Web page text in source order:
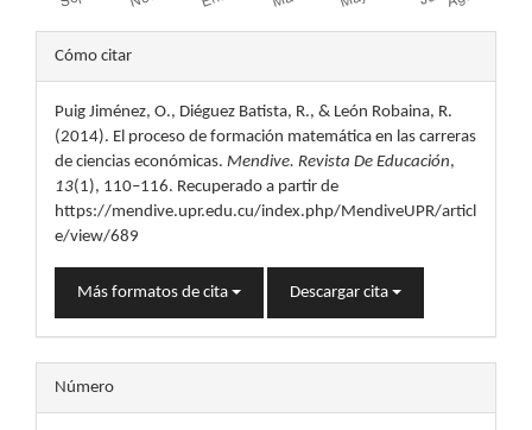
Detalles
del
artículo
Cómo citar
Puig Jiménez, O., Diéguez Batista, R., & León Robaina, R.
(2014). El proceso de formación matemática en las carreras
de ciencias económicas. Mendive. Revista De Educación,
13(1), 110–116. Recuperado a partir de
https://mendive.upr.edu.cu/index.php/MendiveUPR/articl
e/view/689
Más formatos de cita Descargar cita
Número